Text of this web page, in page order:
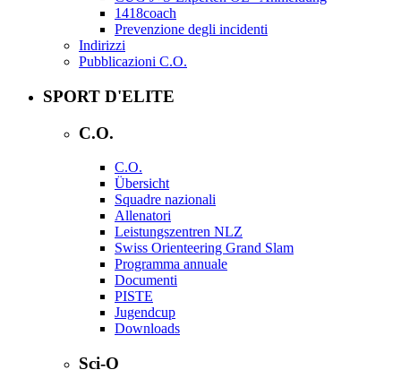
1418coach
Prevenzione degli incidenti
Indirizzi
Pubblicazioni C.O.
SPORT D'ELITE
C.O.
C.O.
Übersicht
Squadre nazionali
Allenatori
Leistungszentren NLZ
Swiss Orienteering Grand Slam
Programma annuale
Documenti
PISTE
Jugendcup
Downloads
Sci-O